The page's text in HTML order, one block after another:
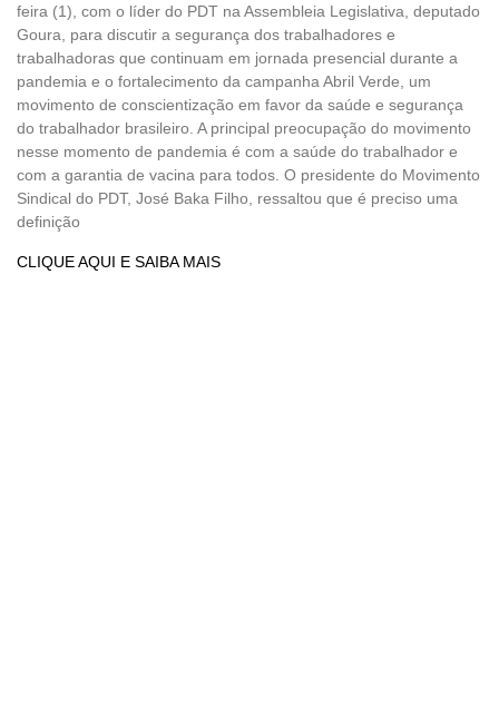
feira (1), com o líder do PDT na Assembleia Legislativa, deputado
Goura, para discutir a segurança dos trabalhadores e
trabalhadoras que continuam em jornada presencial durante a
pandemia e o fortalecimento da campanha Abril Verde, um
movimento de conscientização em favor da saúde e segurança
do trabalhador brasileiro. A principal preocupação do movimento
nesse momento de pandemia é com a saúde do trabalhador e
com a garantia de vacina para todos. O presidente do Movimento
Sindical do PDT, José Baka Filho, ressaltou que é preciso uma
definição
CLIQUE AQUI E SAIBA MAIS